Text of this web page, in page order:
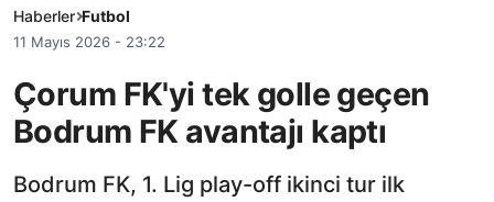
Haberler Futbol
11 Mayıs 2026 - 23:22
Çorum FK'yi tek golle geçen
Bodrum FK avantajı kaptı
Bodrum FK, 1. Lig play-off ikinci tur ilk